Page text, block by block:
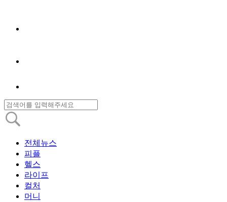
전체뉴스
피플
헬스
라이프
컬처
머니